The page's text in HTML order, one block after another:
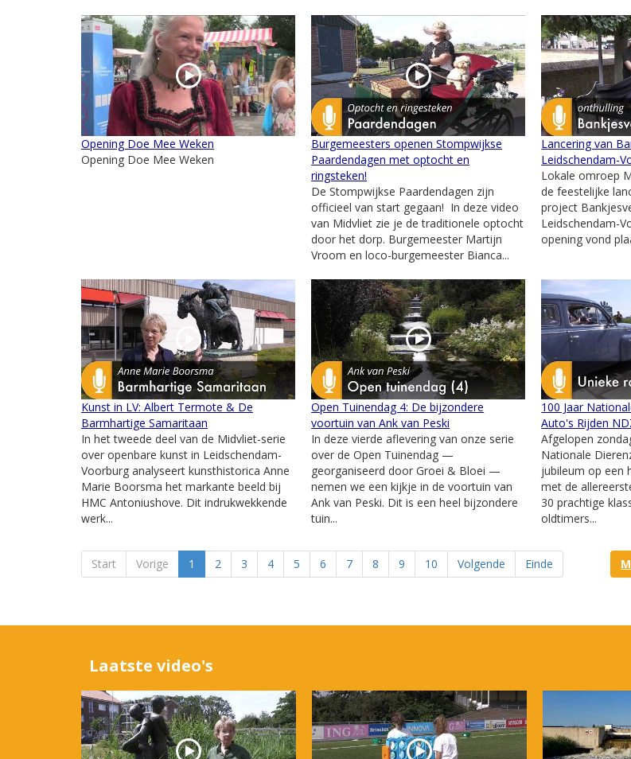
Opening Doe Mee Weken
Opening Doe Mee Weken
Burgemeesters openen Stompwijkse
Paardendagen met optocht en
ringsteken!
De Stompwijkse Paardendagen zijn
officieel van start gegaan! In deze video
van Midvliet zie je de traditionele optocht
door het dorp. Burgemeester Martijn
Vroom en loco-burgemeester Bianca...
Lancering van
Leidschendam-
Lokale omroep
de feestelijke
project
Leidschendam-
opening vond
Kunst in LV: Albert Termote & De
Barmhartige Samaritaan
In het tweede deel van de Midvliet-serie
over openbare kunst in Leidschendam-
Voorburg analyseert kunsthistorica Anne
Marie Boorsma het markante beeld bij
HMC Antoniushove. Dit indrukwekkende
werk...
Open Tuinendag 4: De bijzondere
voortuin van Ank van Peski
In deze vierde aflevering van onze serie
over de Open Tuinendag —
georganiseerd door Groei & Bloei —
nemen we een kijkje in de voortuin van
Ank van Peski. Dit is een heel bijzondere
tuin...
100 Jaar
Auto's Rijden
Afgelopen
Nationale
jubileum op een
met de
30 prachtige
oldtimers...
Start Vorige 1 2 3 4 5 6 7 8 9 10 Volgende Einde
Laatste video's